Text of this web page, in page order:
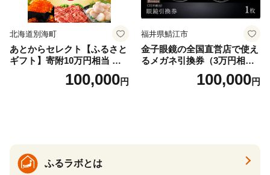
北海道別海町
あとからセレクト【ふるさと
ギフト】寄附10万円相当 あ
とから選べる！ ギフト いく
ら ほたて 海鮮 牛肉 別海町
ギフト ふるさと納税 ）
100,000円
福井県鯖江市
金子眼鏡の全国直営店で使え
るメガネ引換券（3万円相
100,000円
ふるラボとは